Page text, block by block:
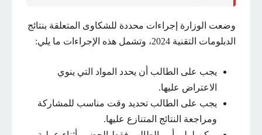
وضعت الوزارة إجراءات محددة للشكاوى المتعلقة بنتائج
الدبلومات التقنية 2024، وتشمل هذه الإجراءات ما يلي:
يجب على الطالب أن يحدد المواد التي ينوي
الاعتراض عليها.
يجب على الطالب تحديد وقت مناسب للمشاركة
ومراجعة النتائج المتنازع عليها.